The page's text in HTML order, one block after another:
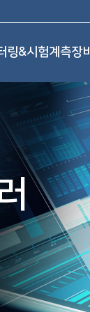
링&시험계측장비